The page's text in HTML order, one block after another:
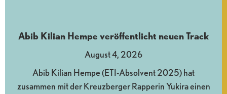
Abib Kilian Hempe veröffentlicht neuen Track
August 4, 2026
Abib Kilian Hempe (ETI-Absolvent 2025) hat
zusammen mit der Kreuzberger Rapperin Yukira einen